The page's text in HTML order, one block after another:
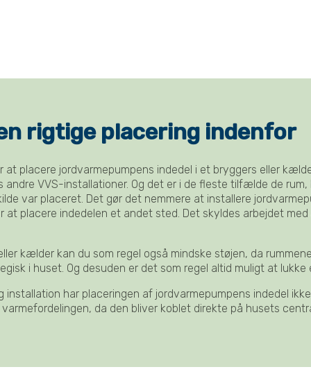
rigtige placering indenfor
placere jordvarmepumpens indedel i et bryggers eller
VVS-installationer. Og det er i de fleste tilfælde de rum,
var placeret. Det gør det nemmere at installere
at placere indedelen et andet sted. Det skyldes arbejdet
kælder kan du som regel også mindske støjen, da
i huset. Og desuden er det som regel altid muligt at lukke
installation har placeringen af jordvarmepumpens indedel
da den bliver koblet direkte på husets